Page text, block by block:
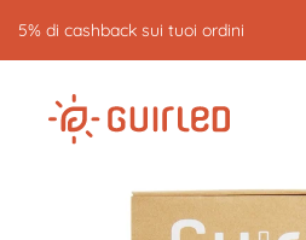
Reso gratuito entro 30 giorni